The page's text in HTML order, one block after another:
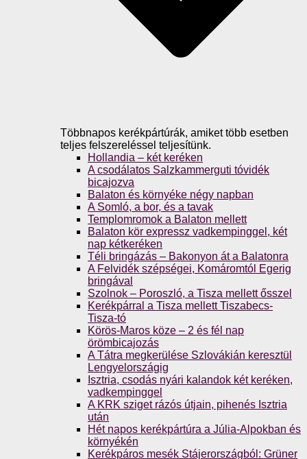
Többnapos kerékpártúrák, amiket több esetben
teljes felszereléssel teljesítünk.
Hollandia – két keréken
A csodálatos Salzkammerguti tóvidék
bicajozva
Balaton és környéke négy napban
A Somló, a bor, és a tavak
Templomromok a Balaton mellett
Balaton kör expressz vadkempinggel, két
nap kétkeréken
Téli bringázás – Bakonyon át a Balatonra
A Felvidék szépségei, Komáromtól Egerig
bringával
Szolnok – Poroszló, a Tisza mellett ősszel
Kerékpárral a Tisza mellett Tiszabecs-
Tisza-tó
Körös-Maros köze – 2 és fél nap
örömbicajozás
A Tátra megkerülése Szlovákián keresztül
Lengyelországig
Isztria, csodás nyári kalandok két keréken,
vadkempinggel
A KRK sziget rázós útjain, pihenés Isztria
után
Hét napos kerékpártúra a Júlia-Alpokban és
környékén
Kerékpáros mesék Stájerországból: Grüner